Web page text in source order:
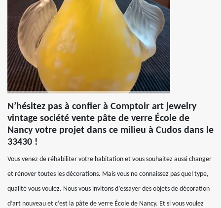
N’hésitez pas à confier à Comptoir art jewelry
vintage société vente pâte de verre École de
Nancy votre projet dans ce milieu à Cudos dans le
33430 !
Vous venez de réhabiliter votre habitation et vous souhaitez aussi changer
et rénover toutes les décorations. Mais vous ne connaissez pas quel type,
qualité vous voulez. Nous vous invitons d’essayer des objets de décoration
d’art nouveau et c’est la pâte de verre École de Nancy. Et si vous voulez